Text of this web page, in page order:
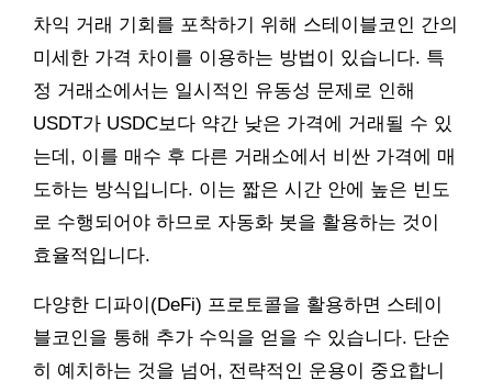
차익 거래 기회를 포착하기 위해 스테이블코인 간의
미세한 가격 차이를 이용하는 방법이 있습니다. 특
정 거래소에서는 일시적인 유동성 문제로 인해
USDT가 USDC보다 약간 낮은 가격에 거래될 수 있
는데, 이를 매수 후 다른 거래소에서 비싼 가격에 매
도하는 방식입니다. 이는 짧은 시간 안에 높은 빈도
로 수행되어야 하므로 자동화 봇을 활용하는 것이
효율적입니다.
다양한 디파이(DeFi) 프로토콜을 활용하면 스테이
블코인을 통해 추가 수익을 얻을 수 있습니다. 단순
히 예치하는 것을 넘어, 전략적인 운용이 중요합니